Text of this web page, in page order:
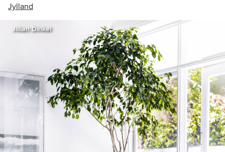
Jylland
Jillian Dinkel